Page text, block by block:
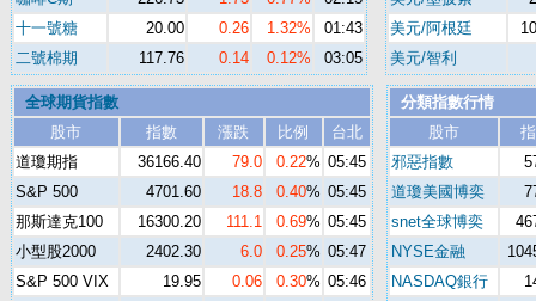
十一號糖
20.00 0.26 1.32%
01:43
二號棉期
117.76 0.14 0.12% 03:05
美元/阿根廷
美元/智利
全球期貨指數
股市
指數 漲跌 比例
台北
道瓊期指
36166.40 79.0 0.22% 05:45
S&P 500
4701.60 18.8 0.40% 05:45
那斯達克100
16300.20 111.1 0.69% 05:45
小型股2000
2402.30 6.0 0.25% 05:47
S&P 500 VIX
19.95 0.06 0.30% 05:46
分類指數行情
股市
邪惡指數
道瓊美國博奕
snet全球博奕
NYSE金融
NASDAQ銀行